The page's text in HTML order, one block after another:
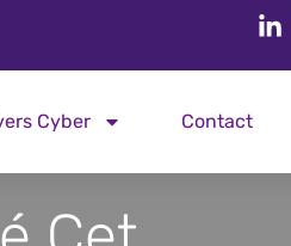
Cyber Contact